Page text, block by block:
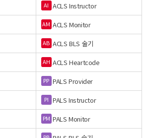
AI ACLS Instructor
AM ACLS Monitor
AB ACLS BLS 술기
AH ACLS Heartcode
PP PALS Provider
PI PALS Instructor
PM PALS Monitor